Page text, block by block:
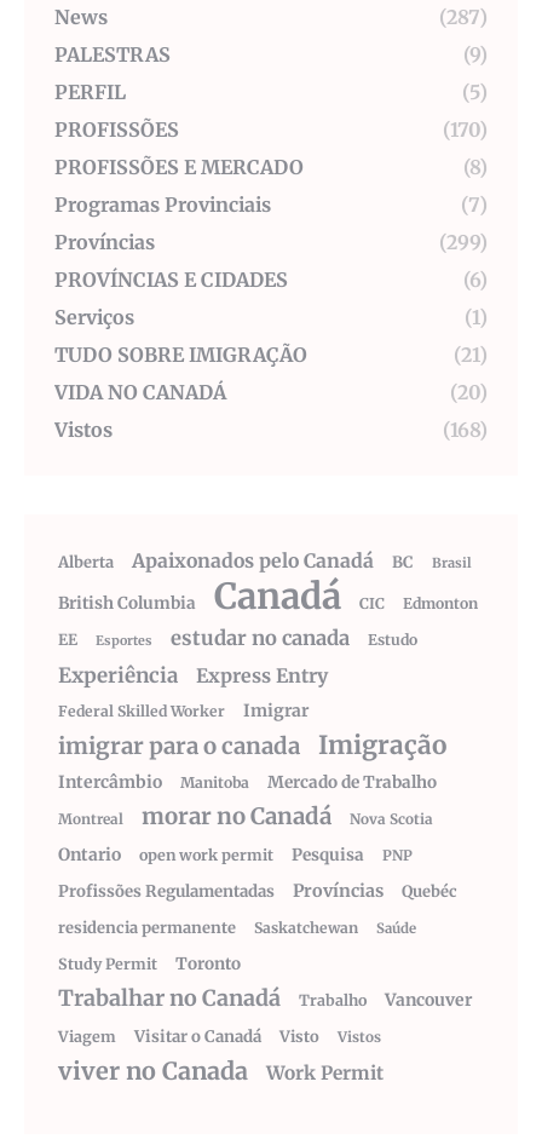
News
(287)
PALESTRAS
(9)
PERFIL
(5)
PROFISSÕES
(170)
PROFISSÕES E MERCADO
(8)
Programas Provinciais
(7)
Províncias
(299)
PROVÍNCIAS E CIDADES
(6)
Serviços
(1)
TUDO SOBRE IMIGRAÇÃO
(21)
VIDA NO CANADÁ
(20)
Vistos
(168)
Alberta Apaixonados pelo Canadá BC Brasil
British Columbia Canadá CIC
Edmonton
EE
Esportes estudar no canada Estudo
Experiência Express Entry
Federal Skilled Worker Imigrar
imigrar para o canada Imigração
Intercâmbio Manitoba Mercado de Trabalho
Montreal morar no Canadá Nova Scotia
Ontario open work permit Pesquisa PNP
Profissões Regulamentadas Províncias
Quebéc
residencia permanente
Saskatchewan Saúde
Study Permit Toronto
Trabalhar no Canadá Trabalho Vancouver
Viagem Visitar o Canadá Visto Vistos
viver no Canada Work Permit